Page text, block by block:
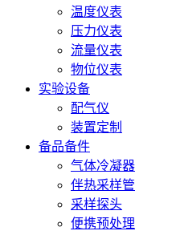
温度仪表
压力仪表
流量仪表
物位仪表
实验设备
配气仪
装置定制
备品备件
气体冷凝器
伴热采样管
采样探头
便携预处理